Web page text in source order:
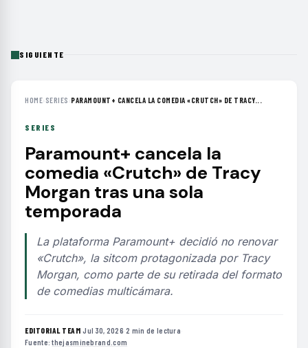
SIGUIENTE
HOME› SERIES ›PARAMOUNT+ CANCELA LA COMEDIA «CRUTCH» DE TRACY...
SERIES
Paramount+ cancela la
comedia «Crutch» de Tracy
Morgan tras una sola
temporada
La plataforma Paramount+ decidió no renovar
«Crutch», la sitcom protagonizada por Tracy
Morgan, como parte de su retirada del formato
de comedias multicámara.
EDITORIAL TEAM·Jul 30, 2026·2 min de lectura·
Fuente:thejasminebrand.com